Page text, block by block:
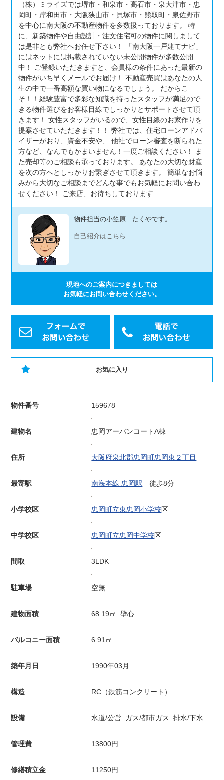
（株）ミライズでは堺市・和泉市・高石市・泉大津市・忠
岡町・岸和田市・大阪狭山市・貝塚市・熊取町・泉佐野市
を中心に南大阪の不動産物件を多数扱っております。 特
に、新築物件や自由設計・注文住宅可の物件に関しまして
は是非とも弊社へお任せ下さい！ 「南大阪一戸建てナビ」
にはネットには掲載されていない未公開物件が多数公開
中！ ご登録いただきますと、会員様の条件にあった最新の
物件がいち早くメールでお届け！ 不動産売買はあなたの人
生の中で一番高額な買い物になるでしょう。 だからこ
そ！！経験豊富で多彩な知識を持ったスタッフが満足ので
きる物件選びをお客様目線でしっかりとサポートさせて頂
きます！ 女性スタッフがいるので、女性目線のお家作りを
提案させていただきます！！ 弊社では、住宅ローンアドバ
イザーがおり、資金不安や、 他社でローン審査を断られた
方など、なんでもかまいません！一度ご相談ください！ ま
た売却等のご相談も承っております。 あなたの大切な財産
を次の方へとしっかりお繋ぎさせて頂きます。 簡単なお悩
みから大切なご相談までどんな事でもお気軽にお問い合わ
せください！ ご来店、お待ちしております
物件担当の小笠原 たくやです。
自己紹介はこちら
現地へのご案内につきましては
お気軽にお問い合わせください。
お気に入り
物件番号 159678
建物名 忠岡アーバンコートA棟
住所 大阪府泉北郡忠岡町忠岡東２丁目
最寄駅 南海本線 忠岡駅 徒歩8分
小学校区 忠岡町立東忠岡小学校区
中学校区 忠岡町立忠岡中学校区
間取 3LDK
駐車場 空無
建物面積 68.19㎡ 壁心
バルコニー面積 6.91㎡
築年月日 1990年03月
構造 RC（鉄筋コンクリート）
設備 水道/公営 ガス/都市ガス 排水/下水
管理費 13800円
修繕積立金 11250円